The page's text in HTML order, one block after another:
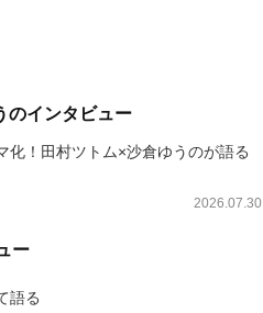
のインタビュー
化！田村ツトム×沙倉ゆうのが語る
2026.07.30
ー
語る